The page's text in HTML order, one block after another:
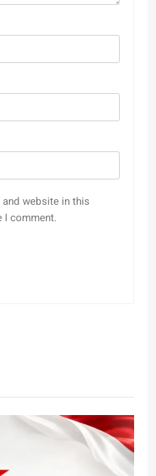
and website in this
I comment.